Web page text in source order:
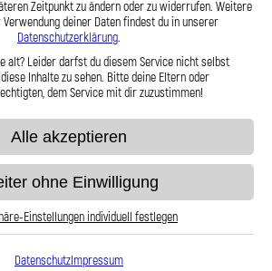
vs. Gummi
Stahlflex Gummi
Zeitpunkt zu ändern oder zu widerrufen. Weitere
deiner Daten findest du in unserer
Datenschutzerklärung.
alt? Leider darfst du diesem Service nicht selbst
Inhalte zu sehen. Bitte deine Eltern oder
dem Service mit dir zuzustimmen!
Alle akzeptieren
ohne Einwilligung
Einstellungen individuell festlegen
DatenschutzImpressum